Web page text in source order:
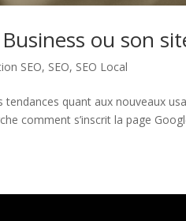
ou son
SEO, SEO, SEO Local
quant aux nouveaux
comment s’inscrit la page